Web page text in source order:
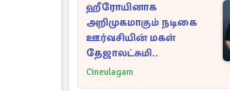
ஹீரோயினாக
அறிமுகமாகும் நடிகை
ஊர்வசியின் மகள்
தேஜாலட்சுமி..
Cineulagam